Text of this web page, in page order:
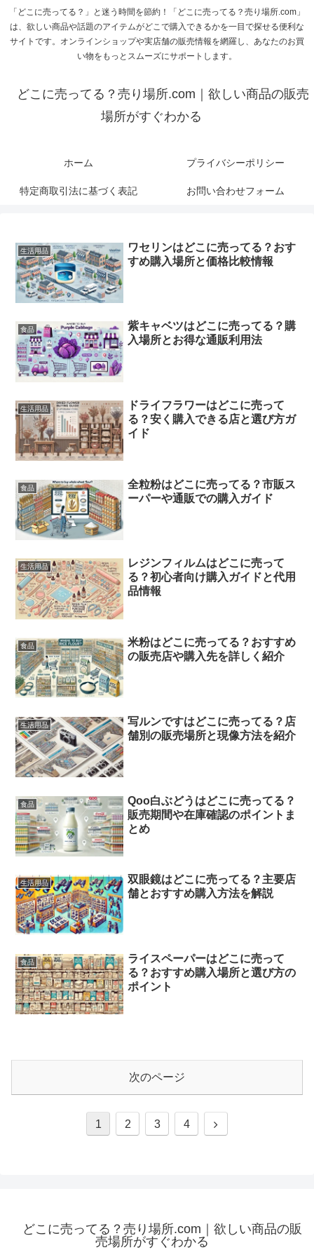
「どこに売ってる？」と迷う時間を節約！「どこに売ってる？売り場所.com」
は、欲しい商品や話題のアイテムがどこで購入できるかを一目で探せる便利な
サイトです。オンラインショップや実店舗の販売情報を網羅し、あなたのお買
い物をもっとスムーズにサポートします。
どこに売ってる？売り場所.com｜欲しい商品の販売
場所がすぐわかる
ホーム プライバシーポリシー
特定商取引法に基づく表記 お問い合わせフォーム
生活用品
ワセリンはどこに売ってる？おす
すめ購入場所と価格比較情報
食品
紫キャベツはどこに売ってる？購
入場所とお得な通販利用法
生活用品
ドライフラワーはどこに売って
る？安く購入できる店と選び方ガ
イド
食品
全粒粉はどこに売ってる？市販ス
ーパーや通販での購入ガイド
生活用品
レジンフィルムはどこに売って
る？初心者向け購入ガイドと代用
品情報
食品
米粉はどこに売ってる？おすすめ
の販売店や購入先を詳しく紹介
生活用品
写ルンですはどこに売ってる？店
舗別の販売場所と現像方法を紹介
食品
Qoo白ぶどうはどこに売ってる？
販売期間や在庫確認のポイントま
とめ
生活用品
双眼鏡はどこに売ってる？主要店
舗とおすすめ購入方法を解説
食品
ライスペーパーはどこに売って
る？おすすめ購入場所と選び方の
ポイント
次のページ
1 2 3 4
次
どこに売ってる？売り場所.com｜欲しい商品の販
売場所がすぐわかる